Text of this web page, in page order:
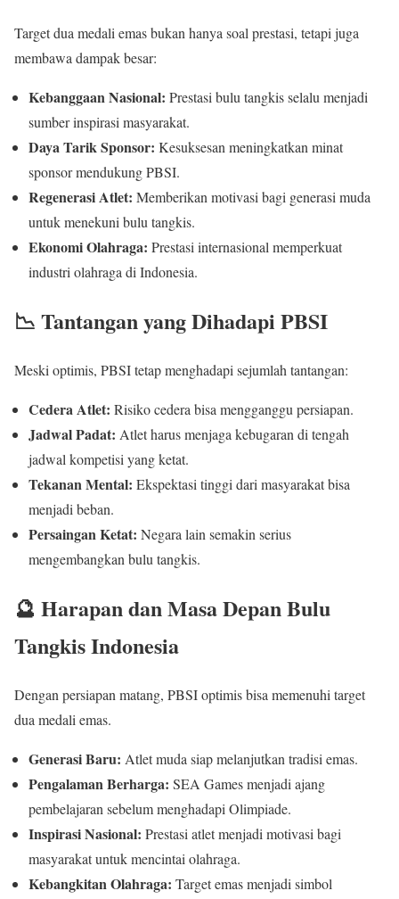
Target dua medali emas bukan hanya soal prestasi, tetapi juga
membawa dampak besar:
Kebanggaan Nasional: Prestasi bulu tangkis selalu menjadi
sumber inspirasi masyarakat.
Daya Tarik Sponsor: Kesuksesan meningkatkan minat
sponsor mendukung PBSI.
Regenerasi Atlet: Memberikan motivasi bagi generasi muda
untuk menekuni bulu tangkis.
Ekonomi Olahraga: Prestasi internasional memperkuat
industri olahraga di Indonesia.
📉 Tantangan yang Dihadapi PBSI
Meski optimis, PBSI tetap menghadapi sejumlah tantangan:
Cedera Atlet: Risiko cedera bisa mengganggu persiapan.
Jadwal Padat: Atlet harus menjaga kebugaran di tengah
jadwal kompetisi yang ketat.
Tekanan Mental: Ekspektasi tinggi dari masyarakat bisa
menjadi beban.
Persaingan Ketat: Negara lain semakin serius
mengembangkan bulu tangkis.
🔮 Harapan dan Masa Depan Bulu
Tangkis Indonesia
Dengan persiapan matang, PBSI optimis bisa memenuhi target
dua medali emas.
Generasi Baru: Atlet muda siap melanjutkan tradisi emas.
Pengalaman Berharga: SEA Games menjadi ajang
pembelajaran sebelum menghadapi Olimpiade.
Inspirasi Nasional: Prestasi atlet menjadi motivasi bagi
masyarakat untuk mencintai olahraga.
Kebangkitan Olahraga: Target emas menjadi simbol